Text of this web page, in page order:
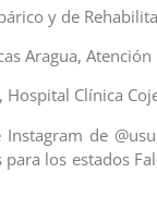
y de
Aragua,
Hospital Clínica
de
los estados